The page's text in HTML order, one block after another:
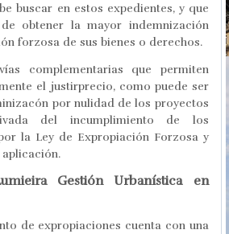
buscar en estos expedientes, y que
obtener la mayor indemnización
forzosa de sus bienes o derechos.
complementarias que permiten
el justirprecio, como puede ser
por nulidad de los proyectos
del incumplimiento de los
la Ley de Expropiación Forzosa y
Gestión Urbanística en
de expropiaciones cuenta con una